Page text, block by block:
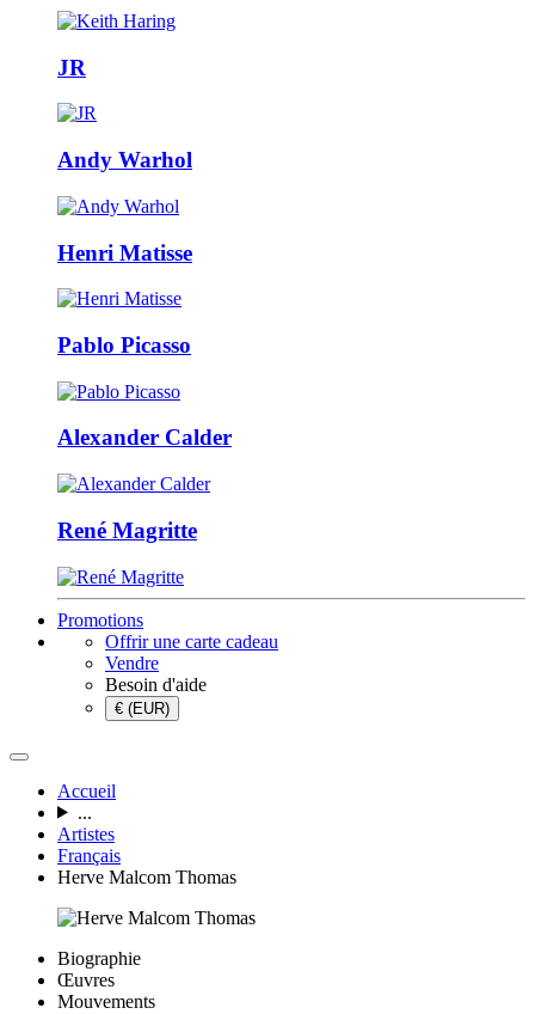
JR
Andy Warhol
Henri Matisse
Pablo Picasso
Alexander Calder
René Magritte
Promotions
Offrir une carte cadeau
Vendre
Besoin d'aide
€ (EUR)
Accueil
...
Artistes
Français
Herve Malcom Thomas
Biographie
Œuvres
Mouvements